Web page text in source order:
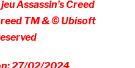
Assassin’s Creed
TM & © Ubisoft